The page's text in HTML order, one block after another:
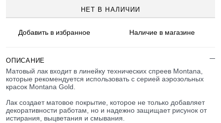
НЕТ В НАЛИЧИИ
Добавить в избранное Наличиев магазине
ОПИСАНИЕ
Матовый лак входит в линейку технических спреев Montana,
которые рекомендуется использовать с серией аэрозольных
красок Montana Gold.
Лак создает матовое покрытие, которое не только добавляет
декоративности работам, но и надежно защищает рисунок от
истирания, выцветания и смывания.